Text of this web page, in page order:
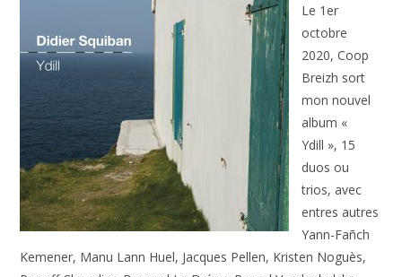
Le 1er
octobre
2020, Coop
Breizh sort
mon nouvel
album «
Ydill », 15
duos ou
trios, avec
entres autres
Yann-Fañch
Kemener, Manu Lann Huel, Jacques Pellen, Kristen Noguès,